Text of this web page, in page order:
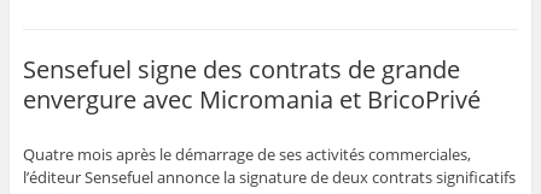
Sensefuel signe des contrats de grande
envergure avec Micromania et BricoPrivé
Quatre mois après le démarrage de ses activités commerciales,
l’éditeur Sensefuel annonce la signature de deux contrats significatifs